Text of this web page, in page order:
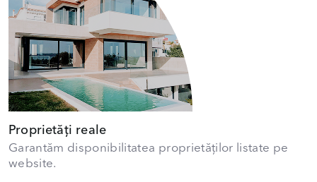
Proprietăți reale
Garantăm disponibilitatea proprietăților listate pe
website.